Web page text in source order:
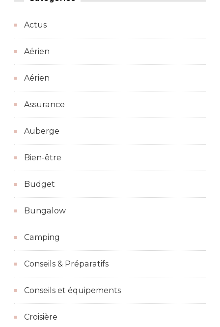
Actus
Aérien
Aérien
Assurance
Auberge
Bien-être
Budget
Bungalow
Camping
Conseils & Préparatifs
Conseils et équipements
Croisière